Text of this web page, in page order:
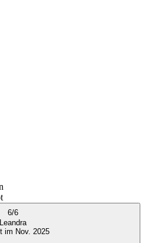
6/6
Leandra
im Nov. 2025